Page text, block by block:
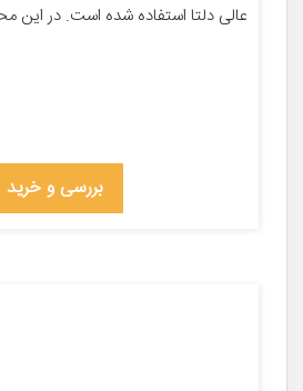
عالی دلتا استفاده شده است. در این
بررسی و خرید